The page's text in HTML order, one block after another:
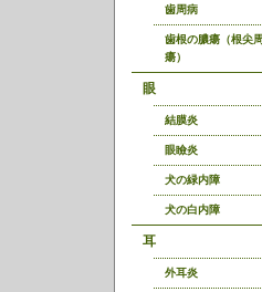
歯周病
歯根の膿瘍（根尖
瘍）
眼
結膜炎
眼瞼炎
犬の緑内障
犬の白内障
耳
外耳炎